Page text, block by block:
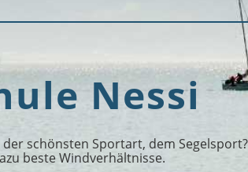
Nessi
schönsten Sportart, dem
beste Windverhältnisse.